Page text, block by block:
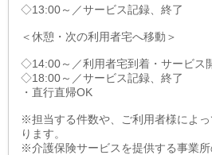
◇13:00～／サービス記録、終了
＜休憩・次の利用者宅へ移動＞
◇14:00～／利用者宅到着・サービス
◇18:00～／サービス記録、終了
・直行直帰OK
※担当する件数や、ご利用者様によ
ります。
※介護保険サービスを提供する事業